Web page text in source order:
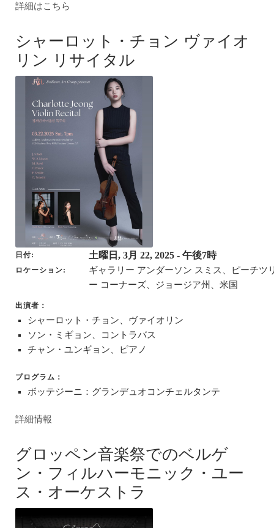
詳細はこちら
シャーロット・チョン ヴァイオ
リン リサイタル
日付 土曜日, 3月 22, 2025 - 午後7時
ロケーション
ギャラリー アンダーソン スミス、ピーチツ
ー コーナーズ、ジョージア州、米国
出演者：
シャーロット・チョン、ヴァイオリン
ソン・ミギョン、コントラバス
チャン・ユンギョン、ピアノ
プログラム：
ボッテジーニ：グランデュオコンチェルタンテ
詳細情報
グロッペン音楽祭でのベルゲ
ン・フィルハーモニック・ユー
ス・オーケストラ